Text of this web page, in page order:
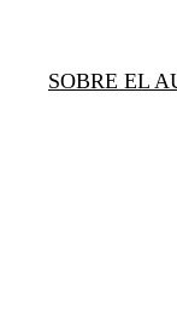
contenido
SOBRE EL